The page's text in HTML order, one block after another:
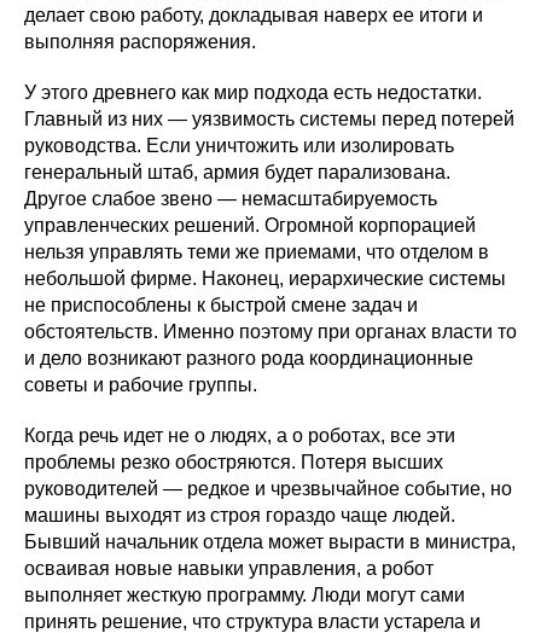
делает свою работу, докладывая наверх ее итоги и
выполняя распоряжения.
У этого древнего как мир подхода есть недостатки.
Главный из них — уязвимость системы перед потерей
руководства. Если уничтожить или изолировать
генеральный штаб, армия будет парализована.
Другое слабое звено — немасштабируемость
управленческих решений. Огромной корпорацией
нельзя управлять теми же приемами, что отделом в
небольшой фирме. Наконец, иерархические системы
не приспособлены к быстрой смене задач и
обстоятельств. Именно поэтому при органах власти то
и дело возникают разного рода координационные
советы и рабочие группы.
Когда речь идет не о людях, а о роботах, все эти
проблемы резко обостряются. Потеря высших
руководителей — редкое и чрезвычайное событие, но
машины выходят из строя гораздо чаще людей.
Бывший начальник отдела может вырасти в министра,
осваивая новые навыки управления, а робот
выполняет жесткую программу. Люди могут сами
принять решение, что структура власти устарела и